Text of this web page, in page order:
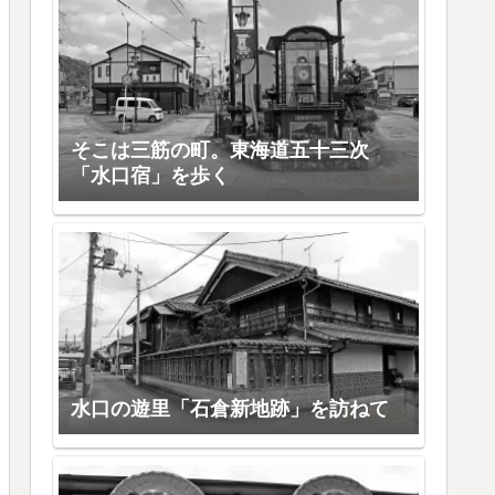
そこは三筋の町。東海道五十三次
「水口宿」を歩く
水口の遊里「石倉新地跡」を訪ねて